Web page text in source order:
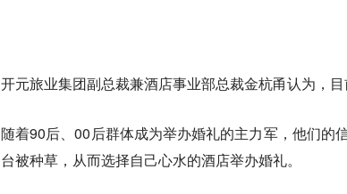
开元旅业集团副总裁兼酒店事业部总裁金杭甬认为，
随着90后、00后群体成为举办婚礼的主力军，他们的
台被种草，从而选择自己心水的酒店举办婚礼。